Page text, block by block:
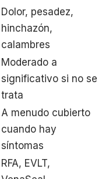
Dolor, pesadez,
hinchazón,
calambres
Moderado a
significativo si no se
trata
A menudo cubierto
cuando hay
síntomas
RFA, EVLT,